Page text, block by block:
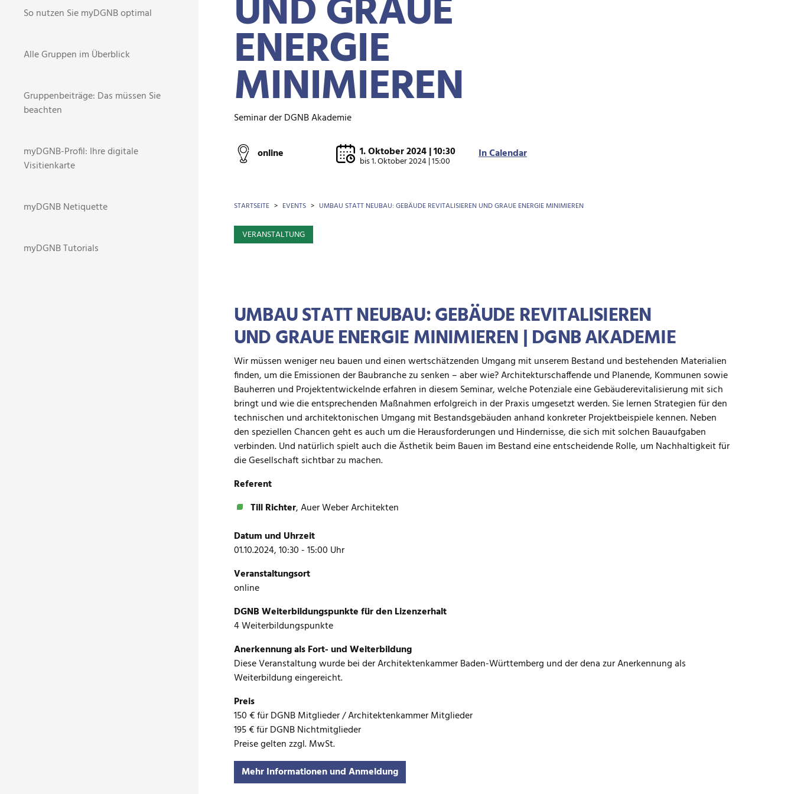
ENERGIE
MINIMIEREN
Seminar der DGNB Akademie
online 1. Oktober 2024 | 10:30
bis1. Oktober 2024 | 15:00 In Calendar
BROTKRÜMEL
STARTSEITE EVENTS UMBAU STATT NEUBAU: GEBÄUDE REVITALISIEREN UND GRAUE ENERGIE MINIMIEREN
VERANSTALTUNG
UMBAU STATT NEUBAU: GEBÄUDE REVITALISIEREN
UND GRAUE ENERGIE MINIMIEREN | DGNB AKADEMIE
Wir müssen weniger neu bauen und einen wertschätzenden Umgang mit unserem Bestand und bestehenden Materialien
finden, um die Emissionen der Baubranche zu senken – aber wie? Architekturschaffende und Planende, Kommunen sowie
Bauherren und Projektentwickelnde erfahren in diesem Seminar, welche Potenziale eine Gebäuderevitalisierung mit sich
bringt und wie die entsprechenden Maßnahmen erfolgreich in der Praxis umgesetzt werden. Sie lernen Strategien für den
technischen und architektonischen Umgang mit Bestandsgebäuden anhand konkreter Projektbeispiele kennen. Neben
den speziellen Chancen geht es auch um die Herausforderungen und Hindernisse, die sich mit solchen Bauaufgaben
verbinden. Und natürlich spielt auch die Ästhetik beim Bauen im Bestand eine entscheidende Rolle, um Nachhaltigkeit für
die Gesellschaft sichtbar zu machen.
Referent
Till Richter, Auer Weber Architekten
Datum und Uhrzeit
01.10.2024, 10:30 - 15:00 Uhr
Veranstaltungsort
online
DGNB Weiterbildungspunkte für den Lizenzerhalt
4 Weiterbildungspunkte
Anerkennung als Fort- und Weiterbildung
Diese Veranstaltung wurde bei der Architektenkammer Baden-Württemberg und der dena zur Anerkennung als
Weiterbildung eingereicht.
Preis
150 € für DGNB Mitglieder / Architektenkammer Mitglieder
195 € für DGNB Nichtmitglieder
Preise gelten zzgl. MwSt.
Mehr Informationen und Anmeldung
So nutzen Sie myDGNB optimal
Alle Gruppen im Überblick
Gruppenbeiträge: Das müssen Sie
beachten
myDGNB-Profil: Ihre digitale
Visitienkarte
myDGNB Netiquette
myDGNB Tutorials